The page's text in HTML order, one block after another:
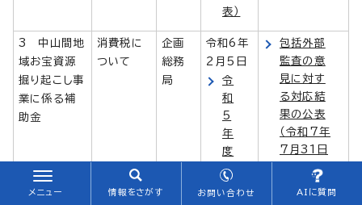
表）
3 中山間地
域お宝資源
掘り起こし事
業に係る補
助金
消費税に
ついて
企画
総務
局
令和6年
2月5日
令
和
5
年
度
包
包括外部
監査の意
見に対す
る対応結
果の公表
（令和7年
7月31日
メニュー 情報をさがす お問い合わせ AIに質問